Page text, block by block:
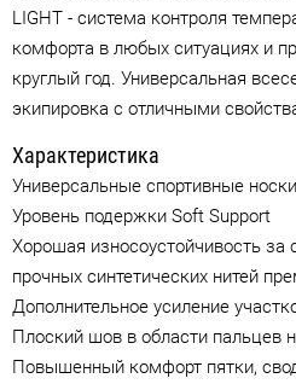
LIGHT - система контроля
комфорта в любых ситуациях и
круглый год. Универсальная
экипировка с отличными
Характеристика
Универсальные спортивные носки
Уровень подержки Soft Support
Хорошая износоустойчивость за
прочных синтетических нитей
Дополнительное усиление
Плоский шов в области пальцев
Повышенный комфорт пятки,